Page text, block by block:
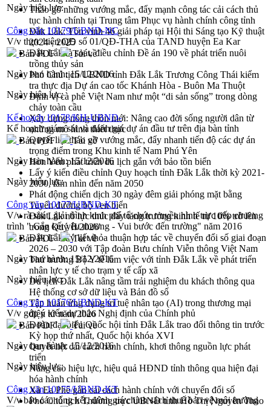
Tháo gỡ những vướng mắc, đẩy mạnh công tác cải cách thủ
tục hành chính tại Trung tâm Phục vụ hành chính công tỉnh
Đắk Lắk: Tôn vinh 46 giải pháp tại Hội thi Sáng tạo Kỹ thuật
2024 - 2025
Đắk Lắk rà soát, điều chỉnh Đề án 190 về phát triển nuôi
trồng thủy sản
Phó Chủ tịch UBND tỉnh Đắk Lắk Trương Công Thái kiểm
tra thực địa Dự án cao tốc Khánh Hòa - Buôn Ma Thuột
Định vị cà phê Việt Nam như một “di sản sống” trong dòng
chảy toàn cầu
Xây dựng nông thôn mới: Nâng cao đời sống người dân từ
những mô hình thiết thực
Quyết liệt tháo gỡ vướng mắc, đẩy nhanh tiến độ các dự án
trọng điểm trong Khu kinh tế Nam Phú Yên
Hòn Yến phát triển du lịch gắn với bảo tồn biển
Lấy ý kiến điều chỉnh Quy hoạch tỉnh Đắk Lắk thời kỳ 2021-
2030, tầm nhìn đến năm 2050
Phát động chiến dịch 30 ngày đêm giải phóng mặt bằng
Tuyến đường bộ ven biển
Đắk Lắk nỗ lực thúc đẩy tăng trưởng kinh tế từ 10% trở lên
trong Quý II/2026
Đắk Lắk ký kết thỏa thuận hợp tác về chuyển đổi số giai đoạn
2026 – 2030 với Tập đoàn Bưu chính Viễn thông Việt Nam
Thứ trưởng Bộ Y tế làm việc với tỉnh Đắk Lắk về phát triển
nhân lực y tế cho trạm y tế cấp xã
Du lịch Đắk Lắk nâng tầm trải nghiệm du khách thông qua
Hệ thống cơ sở dữ liệu và Bản đồ số
Tập huấn ứng dụng trí tuệ nhân tạo (AI) trong thương mại
điện tử năm 2026
Đoàn đại biểu Quốc hội tỉnh Đắk Lắk trao đổi thông tin trước
Kỳ họp thứ nhất, Quốc hội khóa XVI
Quyết liệt cải cách hành chính, khơi thông nguồn lực phát
triển
Nâng cao hiệu lực, hiệu quả HĐND tỉnh thông qua hiện đại
hóa hành chính
Xã Ea Phê gắn cải cách hành chính với chuyển đổi số
Phó Chủ tịch Thường trực UBND tỉnh Hồ Thị Nguyên Thảo
Ngày hiệu lực:
Công văn 10179/UBND-NC
V/v thực hiện QĐ số 01/QĐ-THA của TAND huyện Ea Kar
Bản PDF
Tải về
Ngày ban hành:15/12/2016
Ngày hiệu lực:
Kế hoạch 10178/KH-UBND-
Kế hoạch giám sát và đánh giá dự án đầu tư trên địa bàn tỉnh
Bản PDF
Tải về
Ngày ban hành:15/12/2016
Ngày hiệu lực:
Công văn 10177/UBND-KT
V/v rà soát, giải trình kinh phí tổ chức truyền hình trực tiếp chương
trình " Gắn kết yêu thương - Vui bước đến trường" năm 2016
Bản PDF
Tải về
Ngày ban hành:15/12/2016
Ngày hiệu lực:
Công văn 10176/UBND-KT
V/v góp ý kiến dự thảo Nghị định của Chính phủ
Bản PDF
Tải về
Ngày ban hành:15/12/2016
Ngày hiệu lực:
Công văn 10175/UBND-KT
V/v báo cáo tổng kết, đánh giá chính sách thuế bảo vệ môi trường